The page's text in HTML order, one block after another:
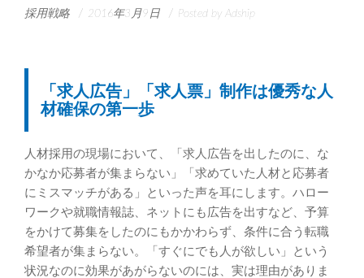
採用戦略 / 2016年3月9日 / Posted by Adship
「求人広告」「求人票」制作は優秀な人
材確保の第一歩
人材採用の現場において、「求人広告を出したのに、な
かなか応募者が集まらない」「求めていた人材と応募者
にミスマッチがある」といった声を耳にします。ハロー
ワークや就職情報誌、ネットにも広告を出すなど、予算
をかけて募集をしたのにもかかわらず、条件に合う転職
希望者が集まらない。「すぐにでも人が欲しい」という
状況なのに効果があがらないのには、実は理由がありま